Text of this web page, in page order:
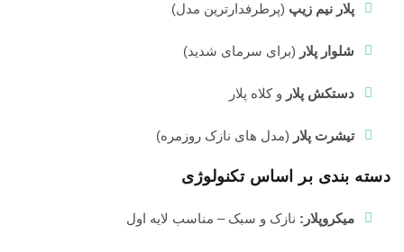
پلار نیم زیپ (پرطرفدارترین مدل)
شلوار پلار (برای سرمای شدید)
دستکش پلار و کلاه پلار
تیشرت پلار (مدل های نازک روزمره)
دسته بندی بر اساس تکنولوژی
میکروپلار: نازک و سبک – مناسب لایه اول